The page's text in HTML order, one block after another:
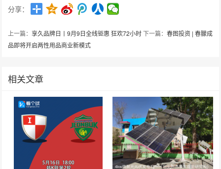
分享：
上一篇：享久品牌日丨9月9日全线钜惠 狂欢72小时下一篇：春图投资 | 春朦成
品即将开启两性用品商业新模式
相关文章